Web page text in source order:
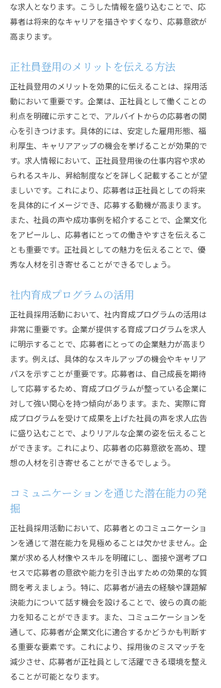
な求人となります。こうした情報を盛り込むことで、応
募者は将来的なキャリアを描きやすくなり、応募意欲が
高まります。
正社員登用のメリットを伝える方法
正社員登用のメリットを効果的に伝えることは、採用活
動において重要です。企業は、正社員として働くことの
利点を明確に示すことで、アルバイトからの応募者の関
心を引きつけます。具体的には、安定した雇用形態、福
利厚生、キャリアアップの機会を挙げることが効果的で
す。求人情報において、正社員登用後の仕事内容や求め
られるスキル、昇給制度などを詳しく記載することが望
ましいです。これにより、応募者は正社員としての将来
を具体的にイメージでき、応募する動機が高まります。
また、社員の声や成功事例を紹介することで、企業文化
をアピールし、応募者にとっての働きやすさを伝えるこ
とも重要です。正社員としての魅力を伝えることで、優
秀な人材を引き寄せることができるでしょう。
社内育成プログラムの活用
正社員採用活動において、社内育成プログラムの活用は
非常に重要です。企業が提供する育成プログラムを求人
に明示することで、応募者にとっての企業魅力が高まり
ます。例えば、具体的なスキルアップの機会やキャリア
パスを示すことが重要です。応募者は、自己成長を期待
して応募するため、育成プログラムが整っている企業に
対して強い関心を持つ傾向があります。また、実際に育
成プログラムを受けて成果を上げた社員の声を求人広告
に盛り込むことで、よりリアルな企業の姿を伝えること
ができます。これにより、応募者の応募意欲を高め、理
想の人材を引き寄せることができるでしょう。
コミュニケーションを通じた潜在能力の発
掘
正社員採用活動において、応募者とのコミュニケーショ
ンを通じて潜在能力を見極めることは欠かせません。企
業が求める人材像やスキルを明確にし、面接や選考プロ
セスで応募者の意欲や能力を引き出すための効果的な質
問を考えましょう。特に、応募者が過去の経験や課題解
決能力について話す機会を設けることで、彼らの真の能
力を知ることができます。また、コミュニケーションを
通して、応募者が企業文化に適合するかどうかも判断す
る重要な要素です。これにより、採用後のミスマッチを
減少させ、応募者が正社員として活躍できる環境を整え
ることが可能となります。